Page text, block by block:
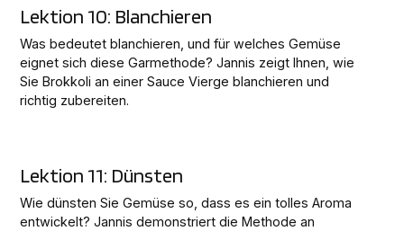
Lektion 10: Blanchieren
Was bedeutet blanchieren, und für welches Gemüse
eignet sich diese Garmethode? Jannis zeigt Ihnen, wie
Sie Brokkoli an einer Sauce Vierge blanchieren und
richtig zubereiten.
Lektion 11: Dünsten
Wie dünsten Sie Gemüse so, dass es ein tolles Aroma
entwickelt? Jannis demonstriert die Methode an